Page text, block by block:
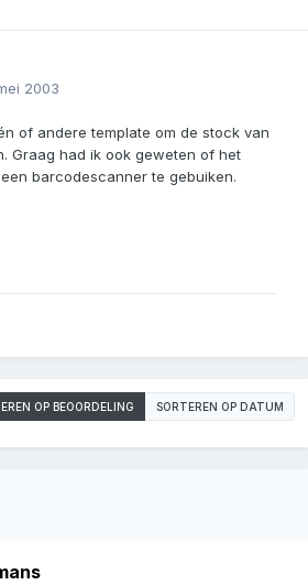
2003
of andere template om de stock van
Graag had ik ook geweten of het
barcodescanner te gebuiken.
OP BEOORDELING SORTEREN OP DATUM